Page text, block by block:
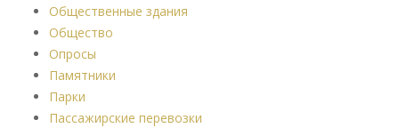
Общественные здания
Общество
Опросы
Памятники
Парки
Пассажирские перевозки